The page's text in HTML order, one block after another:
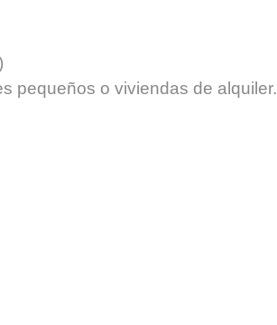
pequeños o viviendas de alquiler.